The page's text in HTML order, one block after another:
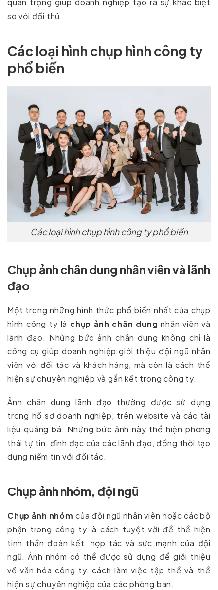
so với đối thủ.
Các loại hình chụp hình công ty
phổ biến
Các loại hình chụp hình công ty phổ biến
Chụp ảnh chân dung nhân viên và lãnh
đạo
Một trong những hình thức phổ biến nhất của chụp
hình công ty là chụp ảnh chân dung nhân viên và
lãnh đạo. Những bức ảnh chân dung không chỉ là
công cụ giúp doanh nghiệp giới thiệu đội ngũ nhân
viên với đối tác và khách hàng, mà còn là cách thể
hiện sự chuyên nghiệp và gắn kết trong công ty.
Ảnh chân dung lãnh đạo thường được sử dụng
trong hồ sơ doanh nghiệp, trên website và các tài
liệu quảng bá. Những bức ảnh này thể hiện phong
thái tự tin, đĩnh đạc của các lãnh đạo, đồng thời tạo
dựng niềm tin với đối tác.
Chụp ảnh nhóm, đội ngũ
Chụp ảnh nhóm của đội ngũ nhân viên hoặc các bộ
phận trong công ty là cách tuyệt vời để thể hiện
tinh thần đoàn kết, hợp tác và sức mạnh của đội
ngũ. Ảnh nhóm có thể được sử dụng để giới thiệu
về văn hóa công ty, cách làm việc tập thể và thể
hiện sự chuyên nghiệp của các phòng ban.